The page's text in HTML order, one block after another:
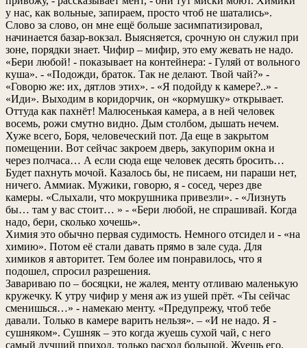
у нас, как вольные, запираем, просто чтоб не шатались».
Слово за слово, он мне ещё больше засимпатизировал,
начинается базар-вокзал. Выясняется, срочную он служил при
зоне, порядки знает. Чифир – мифир, это ему жевать не надо.
«Бери любой! - показывает на контейнера: - Гуляй от вольного
куша». - «Подожди, браток. Так не делают. Твой чай?» -
«Говорю же: их, дятлов этих». - «Я подойду к камере?..» -
«Иди». Выходим в коридорчик, он «кормушку» открывает.
Оттуда как пахнёт! Малюсенькая камера, а в ней человек
восемь, рожи смутно видно. Дым столбом, дышать нечем.
Хуже всего, Боря, человеческий пот. Да еще в закрытом
помещении. Вот сейчас закроем дверь, закупорим окна и
через полчаса… А если сюда еще человек десять бросить…
Будет пахнуть мочой. Казалось бы, не писаем, ни параши нет,
ничего. Аммиак. Мужики, говорю, я - сосед, через две
камеры. «Слыхали, что мокрушника привезли». - «Лизнуть
бы… там у вас стоит… » - «Бери любой, не спрашивай. Когда
надо, бери, сколько хочешь».
Химия это обычно первая судимость. Немного отсидел и - «на
химию». Потом её стали давать прямо в зале суда. Для
химиков я авторитет. Тем более им понравилось, что я
подошел, спросил разрешения.
Завариваю по – босяцки, не жалея, менту отливаю маленькую
кружечку. К утру чифир у меня аж из ушей прёт. «Ты сейчас
сменишься…» - намекаю менту. «Предупрежу, чтоб тебе
давали. Только в камере варить нельзя». – «И не надо. Я -
сушняком». Сушняк – это когда жуешь сухой чай, с него
самый лучший приход, только расход большой. Жуешь его,